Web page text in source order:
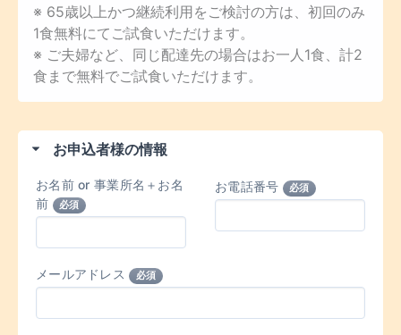
※ 65歳以上かつ継続利用をご検討の方は、初回のみ
1食無料にてご試食いただけます。
※ ご夫婦など、同じ配達先の場合はお一人1食、計2
食まで無料でご試食いただけます。
お申込者様の情報
お名前 or 事業所名＋お名
前
必須
お電話番号 必須
メールアドレス 必須